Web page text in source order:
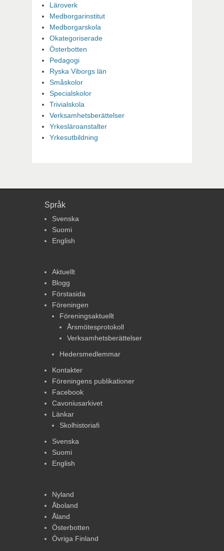
Läroverk
Medborgarinstitut
Medborgarskola
Okategoriserade
Österbotten
Pedagogi
Ryska Viborgs län
Småskolor
Specialskolor
Trivialskola
Verksamhetsberättelser
Yrkesläroanstalter
Yrkesutbildning
Språk
Svenska
Suomi
English
Aktuellt
Blogg
Förstasida
Föreningen
Föreningsaktuellt
Årsmötesprotokoll
Verksamhetsberättelser
Hedersmedlemmar
Kontakter
Föreningens publikationer
Facebook
Cavoniusarkivet
Länkar
Skolhistoriafi
Svenska
Suomi
English
Nyland
Åboland
Åland
Österbotten
Övriga Finland